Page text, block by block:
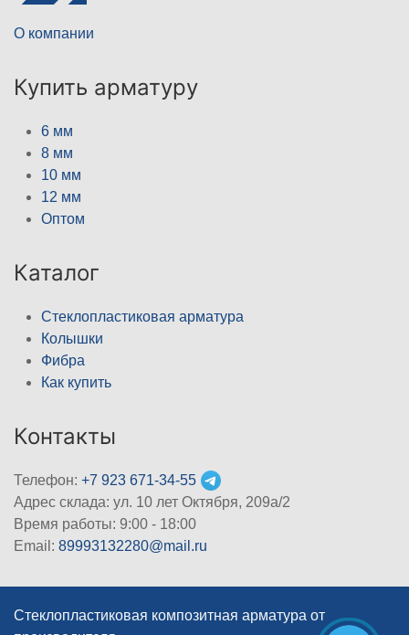
О компании
Купить арматуру
6 мм
8 мм
10 мм
12 мм
Оптом
Каталог
Стеклопластиковая арматура
Колышки
Фибра
Как купить
Контакты
Телефон: +7 923 671-34-55
Адрес склада: ул. 10 лет Октября, 209а/2
Время работы: 9:00 - 18:00
Email: 89993132280@mail.ru
Стеклопластиковая композитная арматура от